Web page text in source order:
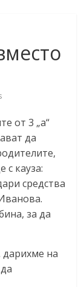
от 3 „а“
да
с кауза:
средства
за да
дарихме на